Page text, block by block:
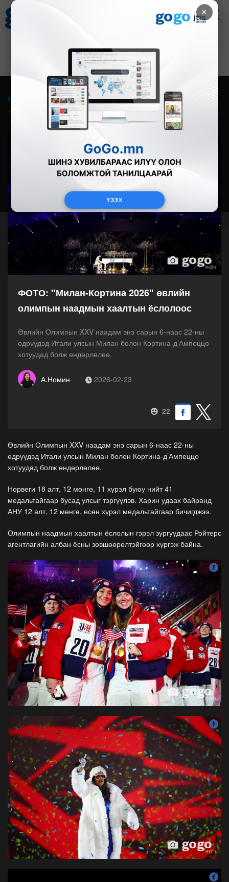
×
ҮЗЭХ
Зурхай
8.09
Бүгд Фото Видео Зурган өгүүлэмж
ФОТО: "Милан-Кортина 2026" өвлийн
олимпын наадмын хаалтын ёслолоос
Өвлийн Олимпын XXV наадам энэ сарын 6-наас 22-ны
өдрүүдэд Итали улсын Милан болон Кортина-д’Ампеццо
хотуудад болж өндөрлөлөө.
А.Номин 2026-02-23
22
Өвлийн Олимпын XXV наадам энэ сарын 6-наас 22-ны
өдрүүдэд Итали улсын Милан болон Кортина-д’Ампеццо
хотуудад болж өндөрлөлөө.
Норвеги 18 алт, 12 мөнгө, 11 хүрэл буюу нийт 41
медальтайгаар бусад улсыг тэргүүлэв. Харин удаах байранд
АНУ 12 алт, 12 мөнгө, есөн хүрэл медальтайгаар бичигджээ.
Олимпын наадмын хаалтын ёслолын гэрэл зургуудаас Ройтерс
агентлагийн албан ёсны зөвшөөрөлтэйгөөр хүргэж байна.